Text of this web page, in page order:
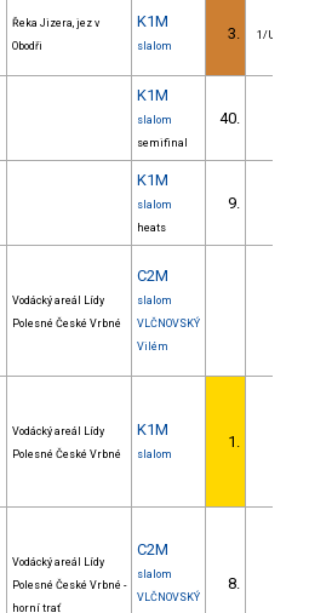
Řeka Jizera, jez v
Obodři
K1M
slalom
3. 1/U23
K1M
slalom
semifinal
40.
K1M
slalom
heats
9.
Vodácký areál Lídy
Polesné České Vrbné
C2M
slalom
VLČNOVSKÝ
Vilém
Vodácký areál Lídy
Polesné České Vrbné
K1M
slalom
1.
Vodácký areál Lídy
Polesné České Vrbné -
horní trať
C2M
slalom
VLČNOVSKÝ
8.